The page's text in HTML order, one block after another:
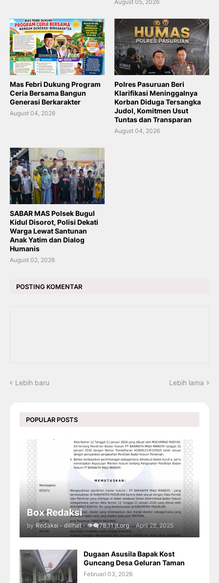
August 05, 2026
Mas Febri Dukung Program
Ceria Bersama Bangun
Generasi Berkarakter
August 04, 2026
Polres Pasuruan Beri
Klarifikasi Meninggalnya
Korban Diduga Tersangka
Judol, Komitmen Usut
Tuntas dan Transparan
August 04, 2026
SABAR MAS Polsek Bugul
Kidul Disorot, Polisi Dekati
Warga Lewat Santunan
Anak Yatim dan Dialog
Humanis
August 02, 2026
POSTING KOMENTAR
Lebih baru Lebih lama
POPULAR POSTS
Box Redaksi
by Redaksi - dilihat - 👁️‍🗨️78,11 jt.org - April 28, 2025
Dugaan Asusila Bapak Kost
Guncang Desa Geluran Taman
Februari 03, 2026